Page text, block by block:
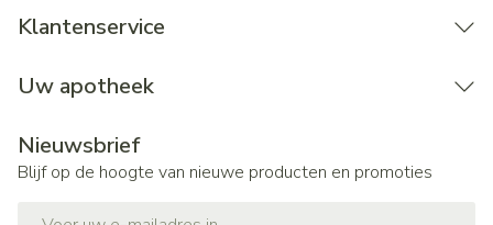
Klantenservice
Uw apotheek
Nieuwsbrief
Blijf op de hoogte van nieuwe producten en promoties